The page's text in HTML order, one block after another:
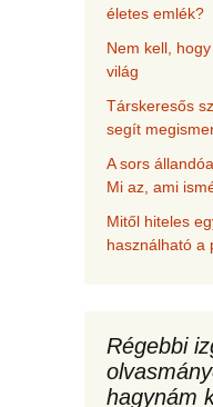
életes emlék?
Nem kell,
világ
Társkeresős
segít
A sors
Mi az, ami
Mitől hiteles
használható a
Régebbi
hagynám